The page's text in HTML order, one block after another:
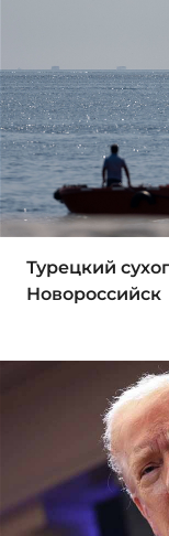
Турецкий
Новороссийск